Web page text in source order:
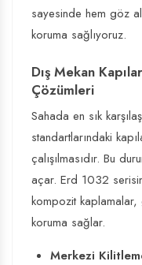
sayesinde hem göz
koruma sağlıyoruz.
Dış Mekan
Çözümleri
Sahada en sık
standartlarındaki
çalışılmasıdır. Bu
açar. Erd 1032
kompozit kaplamalar,
koruma sağlar.
Merkezi